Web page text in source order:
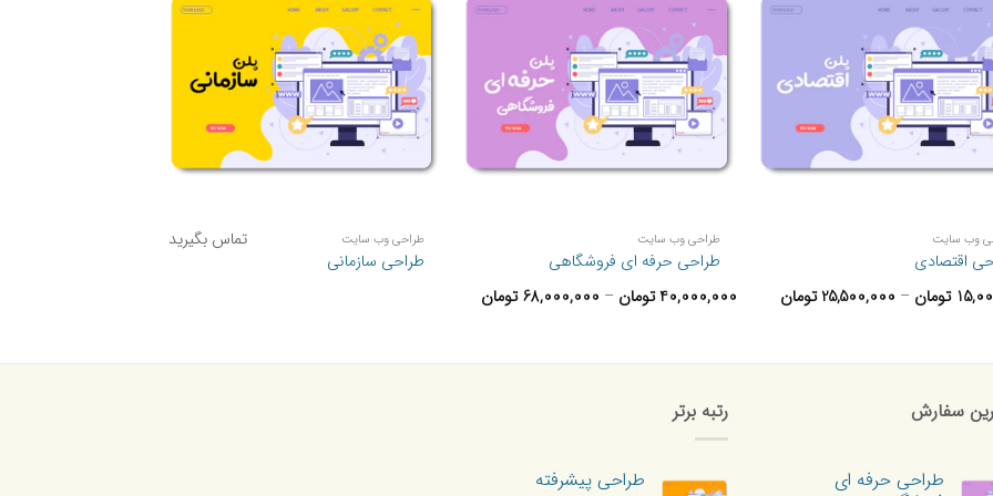
وب سایت
اقتصادی
تومان –
25,500,000تومان محدوده
25,500,000 تومان
طراحی وب سایت
طراحی حرفه ای فروشگاهی
40,000,000تومان –
68,000,000 تومان
68,000,000 تومان
طراحی وب سایت
طراحی سازمانی
تماس بگیرید
سفارش
طراحی حرفه ای
رتبه برتر
طراحی پیشرفته